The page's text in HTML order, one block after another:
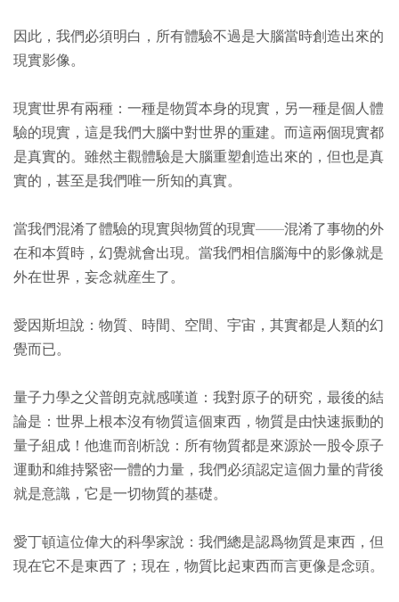
因此，我們必須明白，所有體驗不過是大腦當時創造出來的
現實影像。
現實世界有兩種：一種是物質本身的現實，另一種是個人體
驗的現實，這是我們大腦中對世界的重建。而這兩個現實都
是真實的。雖然主觀體驗是大腦重塑創造出來的，但也是真
實的，甚至是我們唯一所知的真實。
當我們混淆了體驗的現實與物質的現實——混淆了事物的外
在和本質時，幻覺就會出現。當我們相信腦海中的影像就是
外在世界，妄念就産生了。
愛因斯坦說：物質、時間、空間、宇宙，其實都是人類的幻
覺而已。
量子力學之父普朗克就感嘆道：我對原子的研究，最後的結
論是：世界上根本沒有物質這個東西，物質是由快速振動的
量子組成！他進而剖析說：所有物質都是來源於一股令原子
運動和維持緊密一體的力量，我們必須認定這個力量的背後
就是意識，它是一切物質的基礎。
愛丁頓這位偉大的科學家說：我們總是認爲物質是東西，但
現在它不是東西了；現在，物質比起東西而言更像是念頭。